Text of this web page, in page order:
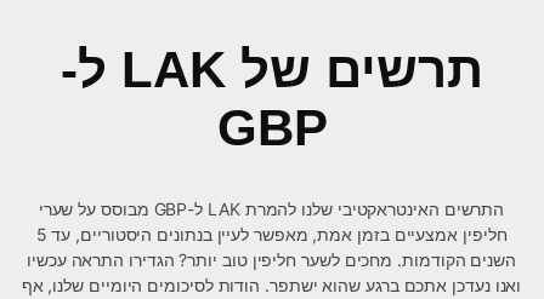
תרשים של LAK ל-
GBP
התרשים האינטראקטיבי שלנו להמרת LAK ל-GBP מבוסס על שערי
חליפין אמצעיים בזמן אמת, מאפשר לעיין בנתונים היסטוריים, עד 5
השנים הקודמות. מחכים לשער חליפין טוב יותר? הגדירו התראה עכשיו
ואנו נעדכן אתכם ברגע שהוא ישתפר. הודות לסיכומים היומיים שלנו, אף